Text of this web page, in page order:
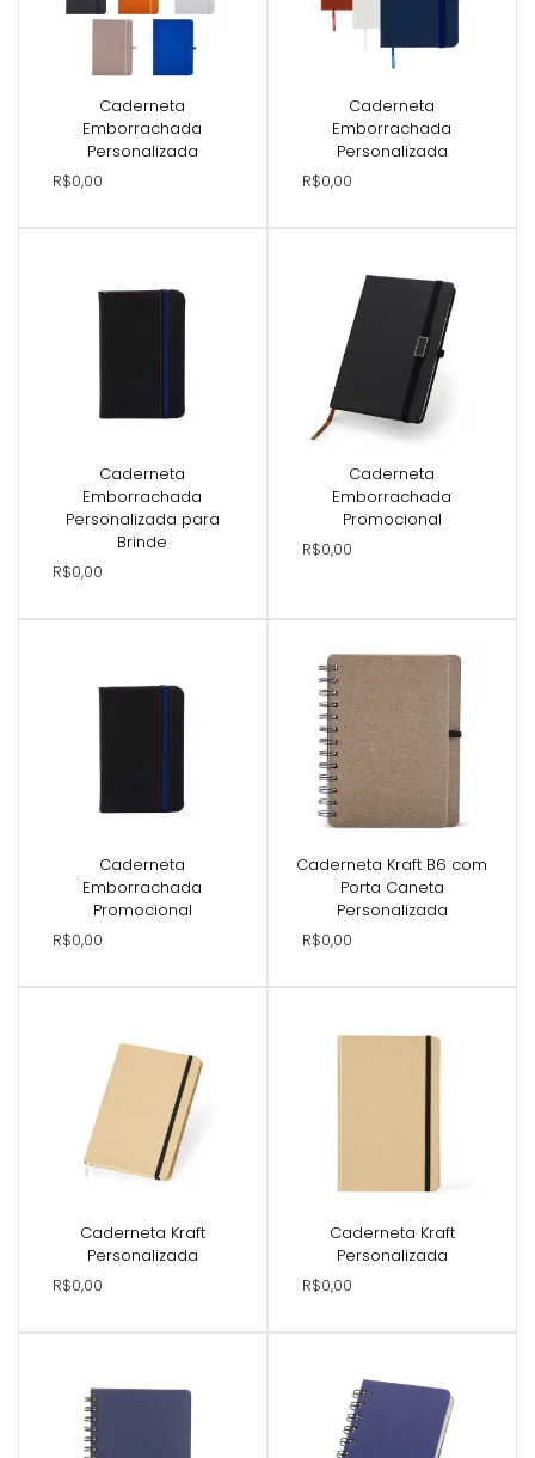
Caderneta
Emborrachada
Personalizada
R$0,00
Caderneta
Emborrachada
Personalizada
R$0,00
Caderneta
Emborrachada
Personalizada para
Brinde
R$0,00
Caderneta
Emborrachada
Promocional
R$0,00
Caderneta
Emborrachada
Promocional
R$0,00
Caderneta Kraft B6 com
Porta Caneta
Personalizada
R$0,00
Caderneta Kraft
Personalizada
R$0,00
Caderneta Kraft
Personalizada
R$0,00